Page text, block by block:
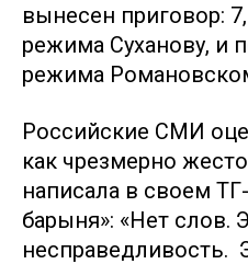
вынесен приговор:
режима Суханову, и
режима
Российские СМИ
как чрезмерно
написала в своем
барыня»: «Нет слов.
несправедливость.